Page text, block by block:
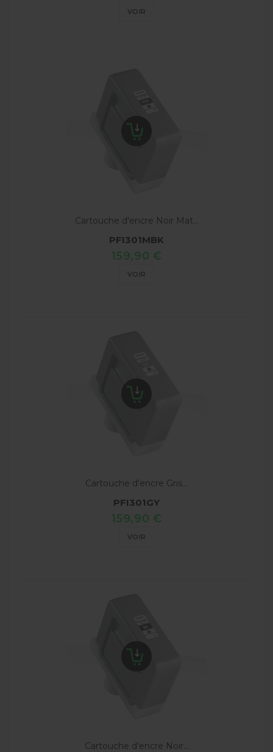
VOIR
Cartouche d'encre Noir Mat...
PFI301MBK
159,90 €
VOIR
Cartouche d'encre Gris...
PFI301GY
159,90 €
VOIR
Cartouche d'encre Noir...